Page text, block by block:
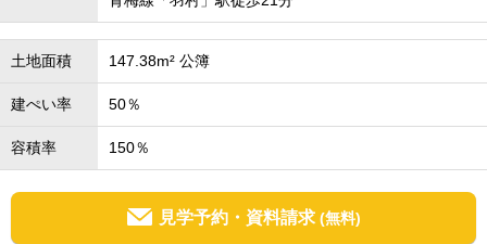
土地面積 147.38m² 公簿
建ぺい率 50％
容積率 150％
見学予約・資料請求 (無料)